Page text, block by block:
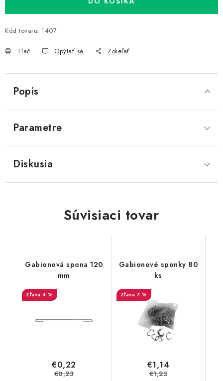
Kód tovaru: 1407
Tlač Opýtať sa Zdieľať
Popis
Parametre
Diskusia
Súvisiaci tovar
Gabionová spona 120
mm
4 %
€0,22
€0,23
Gabionové sponky 80
ks
7 %
€1,14
€1,23